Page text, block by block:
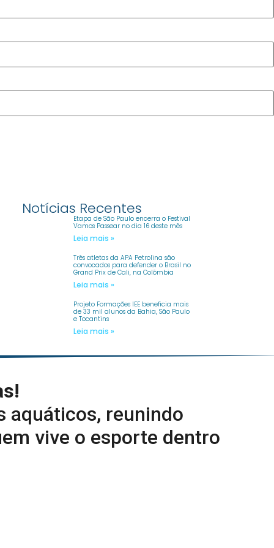
Notícias Recentes
Etapa de São Paulo encerra o Festival
Vamos Passear no dia 16 deste mês
Leia mais »
Três atletas da APA Petrolina são
convocados para defender o Brasil no
Grand Prix de Cali, na Colômbia
Leia mais »
Projeto Formações IEE beneficia mais
de 33 mil alunos da Bahia, São Paulo
e Tocantins
Leia mais »
aquáticos, reunindo
vive o esporte dentro